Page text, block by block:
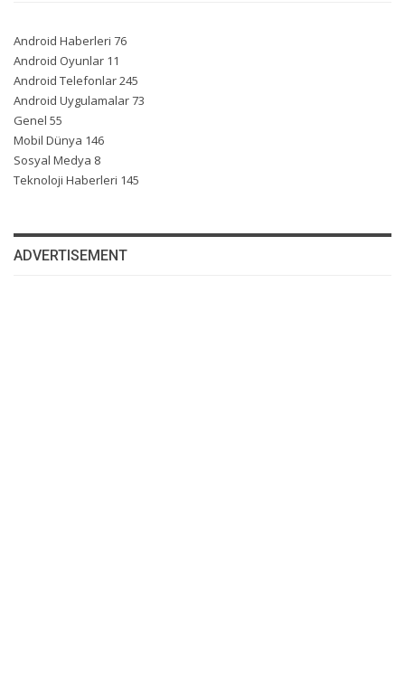
Android Haberleri 76
Android Oyunlar 11
Android Telefonlar245
Android Uygulamalar73
Genel 55
Mobil Dünya 146
Sosyal Medya 8
Teknoloji Haberleri 145
ADVERTISEMENT